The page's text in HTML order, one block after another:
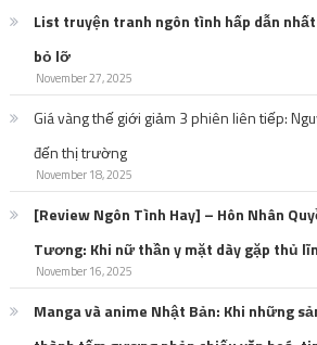
List truyện tranh ngôn tình hấp dẫn
bỏ lỡ
November 27, 2025
Giá vàng thế giới giảm 3 phiên liên tiếp:
đến thị trường
November 18, 2025
[Review Ngôn Tình Hay] – Hôn Nhân
Tương: Khi nữ thần y mặt dày gặp thủ
November 16, 2025
Manga và anime Nhật Bản: Khi những